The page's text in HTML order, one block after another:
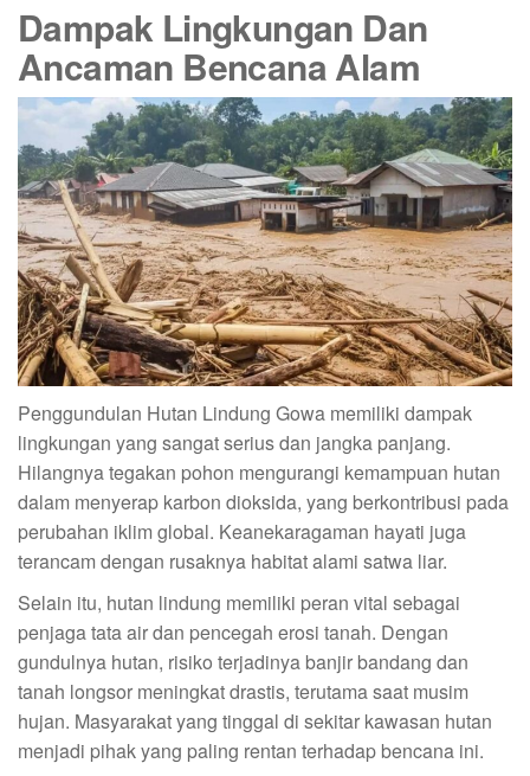
Dampak Lingkungan Dan
Ancaman Bencana Alam
Penggundulan Hutan Lindung Gowa memiliki dampak
lingkungan yang sangat serius dan jangka panjang.
Hilangnya tegakan pohon mengurangi kemampuan hutan
dalam menyerap karbon dioksida, yang berkontribusi pada
perubahan iklim global. Keanekaragaman hayati juga
terancam dengan rusaknya habitat alami satwa liar.
Selain itu, hutan lindung memiliki peran vital sebagai
penjaga tata air dan pencegah erosi tanah. Dengan
gundulnya hutan, risiko terjadinya banjir bandang dan
tanah longsor meningkat drastis, terutama saat musim
hujan. Masyarakat yang tinggal di sekitar kawasan hutan
menjadi pihak yang paling rentan terhadap bencana ini.